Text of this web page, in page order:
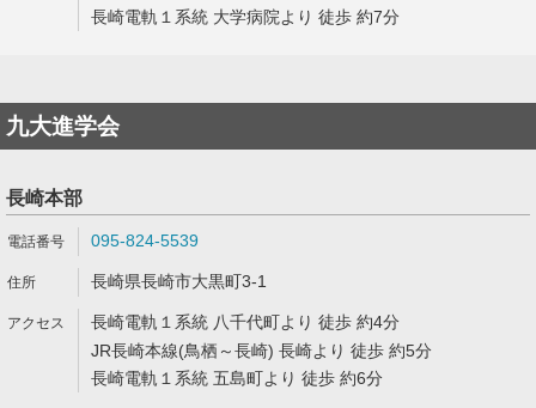
長崎電軌１系統 大学病院より 徒歩 約7分
九大進学会
長崎本部
095-824-5539
長崎県長崎市大黒町3-1
長崎電軌１系統 八千代町より 徒歩 約4分
JR長崎本線(鳥栖～長崎) 長崎より 徒歩 約5分
長崎電軌１系統 五島町より 徒歩 約6分